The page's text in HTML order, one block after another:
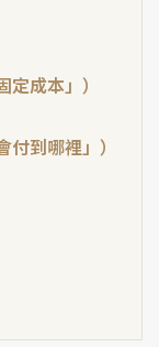
成本」）
到哪裡」）